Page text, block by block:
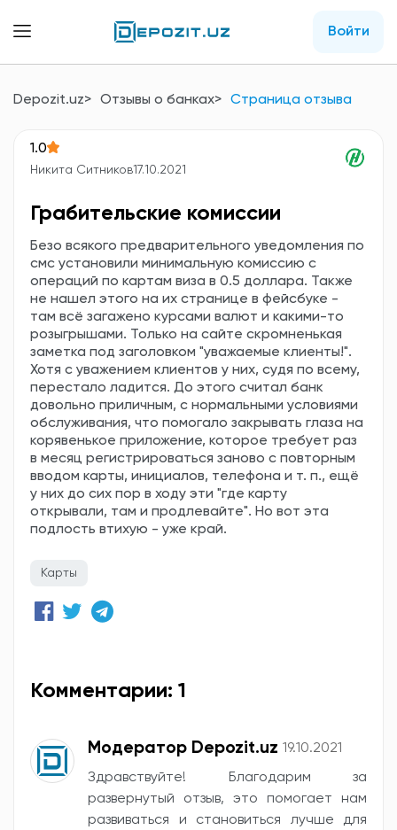
Войти
Depozit.uz Отзывы о банках Страница отзыва
1.0
Никита Ситников17.10.2021
Грабительские комиссии
Безо всякого предварительного уведомления по
смс установили минимальную комиссию с
операций по картам виза в 0.5 доллара. Также
не нашел этого на их странице в фейсбуке -
там всё загажено курсами валют и какими-то
розыгрышами. Только на сайте скромненькая
заметка под заголовком "уважаемые клиенты!".
Хотя с уважением клиентов у них, судя по всему,
перестало ладится. До этого считал банк
довольно приличным, с нормальными условиями
обслуживания, что помогало закрывать глаза на
корявенькое приложение, которое требует раз
в месяц регистрироваться заново с повторным
вводом карты, инициалов, телефона и т. п., ещё
у них до сих пор в ходу эти "где карту
открывали, там и продлевайте". Но вот эта
подлость втихую - уже край.
Карты
Комментарии: 1
Модератор Depozit.uz 19.10.2021
Здравствуйте! Благодарим за
развернутый отзыв, это помогает нам
развиваться и становиться лучше для